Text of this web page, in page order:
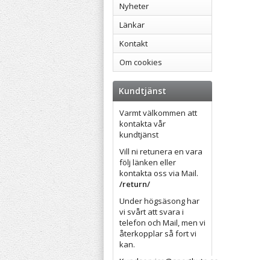
Nyheter
Länkar
Kontakt
Om cookies
Kundtjänst
Varmt välkommen att
kontakta vår
kundtjänst
Vill ni retunera en vara
följ länken eller
kontakta oss via Mail.
/return/
Under högsäsong har
vi svårt att svara i
telefon och Mail, men vi
återkopplar så fort vi
kan.